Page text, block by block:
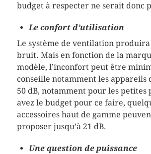
budget à respecter ne serait donc
Le confort d’utilisation
Le système de ventilation
bruit. Mais en fonction de la
modèle, l’inconfort peut être
conseille notamment les appareils
50 dB, notamment pour les petites
avez le budget pour ce faire,
accessoires haut de gamme
proposer jusqu’à 21 dB.
Une question de puissance